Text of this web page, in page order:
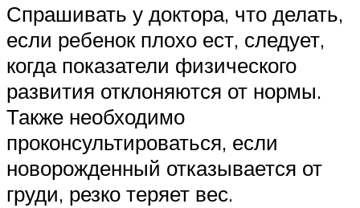
Спрашивать у доктора, что делать,
если ребенок плохо ест, следует,
когда показатели физического
развития отклоняются от нормы.
Также необходимо
проконсультироваться, если
новорожденный отказывается от
груди, резко теряет вес.